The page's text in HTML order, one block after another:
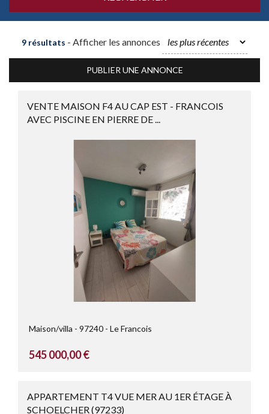
9 résultats - Afficher les annonces
PUBLIER UNE ANNONCE
VENTE MAISON F4 AU CAP EST - FRANCOIS
AVEC PISCINE EN PIERRE DE ...
Maison/villa 97240 Le Francois
545 000,00 €
APPARTEMENT T4 VUE MER AU 1ER ÉTAGE À
SCHOELCHER (97233)